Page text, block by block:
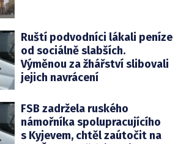
Ruští podvodníci lákali peníze
od sociálně slabších.
Výměnou za žhářství slibovali
jejich navrácení
FSB zadržela ruského
námořníka spolupracujícího
s Kyjevem, chtěl zaútočit na